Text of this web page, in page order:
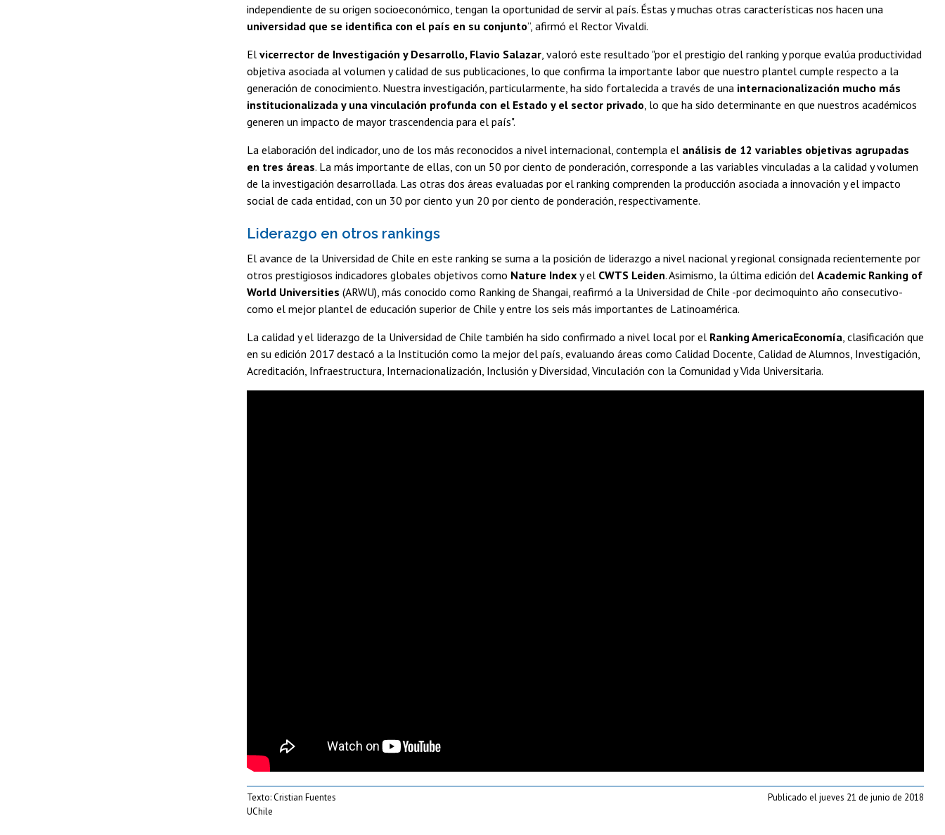
independiente de su origen socioeconómico, tengan la oportunidad de servir al país. Éstas y muchas otras características nos hacen una
universidad que se identifica con el país en su conjunto”, afirmó el Rector Vivaldi.
El vicerrector de Investigación y Desarrollo, Flavio Salazar , valoró este resultado "por el prestigio del ranking y porque evalúa productividad
objetiva asociada al volumen y calidad de sus publicaciones, lo que confirma la importante labor que nuestro plantel cumple respecto a la
generación de conocimiento. Nuestra investigación, particularmente, ha sido fortalecida a través de una internacionalización mucho más
institucionalizada y una vinculación profunda con el Estado y el sector privado , lo que ha sido determinante en que nuestros académicos
generen un impacto de mayor trascendencia para el país".
La elaboración del indicador, uno de los más reconocidos a nivel internacional, contempla el análisis de 12 variables objetivas agrupadas
en tres áreas. La más importante de ellas, con un 50 por ciento de ponderación, corresponde a las variables vinculadas a la calidad y volumen
de la investigación desarrollada. Las otras dos áreas evaluadas por el ranking comprenden la producción asociada a innovación y el impacto
social de cada entidad, con un 30 por ciento y un 20 por ciento de ponderación, respectivamente.
Liderazgo en otros rankings
El avance de la Universidad de Chile en este ranking se suma a la posición de liderazgo a nivel nacional y regional consignada recientemente por
otros prestigiosos indicadores globales objetivos como Nature Index y el CWTS Leiden. Asimismo, la última edición del Academic Ranking of
World Universities (ARWU), más conocido como Ranking de Shangai, reafirmó a la Universidad de Chile -por decimoquinto año consecutivo-
como el mejor plantel de educación superior de Chile y entre los seis más importantes de Latinoamérica.
La calidad y el liderazgo de la Universidad de Chile también ha sido confirmado a nivel local por el Ranking AmericaEconomía, clasificación que
en su edición 2017 destacó a la Institución como la mejor del país, evaluando áreas como Calidad Docente, Calidad de Alumnos, Investigación,
Acreditación, Infraestructura, Internacionalización, Inclusión y Diversidad, Vinculación con la Comunidad y Vida Universitaria.
Texto: Cristian Fuentes
UChile
Publicado el jueves 21 de junio de 2018